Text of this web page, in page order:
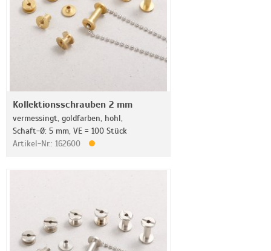
Kollektionsschrauben 2 mm
vermessingt, goldfarben, hohl,
Schaft-Ø: 5 mm, VE = 100 Stück
Artikel-Nr.: 162600